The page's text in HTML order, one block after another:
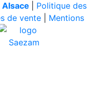
Politique des
de vente| Mentions